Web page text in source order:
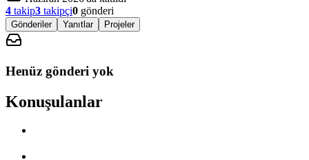
4 takip3 takipçi0 gönderi
Gönderiler Yanıtlar Projeler
Henüz gönderi yok
Konuşulanlar